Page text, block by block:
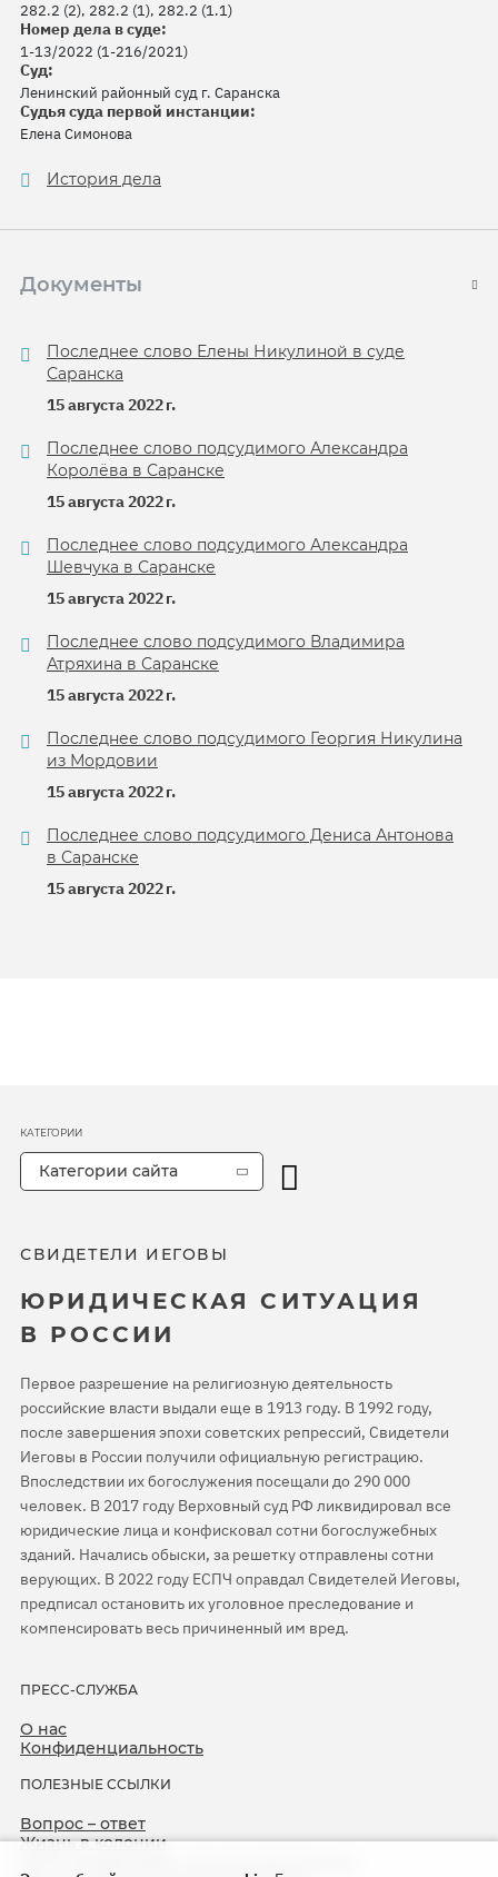
282.2 (2), 282.2 (1), 282.2 (1.1)
Номер дела в суде:
1-13/2022 (1-216/2021)
Суд:
Ленинский районный суд г. Саранска
Судья суда первой инстанции:
Елена Симонова
История дела
Документы
Последнее слово Елены Никулиной в суде
Саранска
15 августа 2022 г.
Последнее слово подсудимого Александра
Королёва в Саранске
15 августа 2022 г.
Последнее слово подсудимого Александра
Шевчука в Саранске
15 августа 2022 г.
Последнее слово подсудимого Владимира
Атряхина в Саранске
15 августа 2022 г.
Последнее слово подсудимого Георгия Никулина
из Мордовии
15 августа 2022 г.
Последнее слово подсудимого Дениса Антонова
в Саранске
15 августа 2022 г.
СВИДЕТЕЛИ ИЕГОВЫ
ЮРИДИЧЕСКАЯ СИТУАЦИЯ
В РОССИИ
Первое разрешение на религиозную деятельность
российские власти выдали еще в 1913 году. В 1992 году,
после завершения эпохи советских репрессий, Свидетели
Иеговы в России получили официальную регистрацию.
Впоследствии их богослужения посещали до 290 000
человек. В 2017 году Верховный суд РФ ликвидировал все
юридические лица и конфисковал сотни богослужебных
зданий. Начались обыски, за решетку отправлены сотни
верующих. В 2022 году ЕСПЧ оправдал Свидетелей Иеговы,
предписал остановить их уголовное преследование и
компенсировать весь причиненный им вред.
ПРЕСС-СЛУЖБА
О нас
Конфиденциальность
ПОЛЕЗНЫЕ ССЫЛКИ
Вопрос – ответ
Жизнь в колонии
КАТЕГОРИИ
Категории сайта